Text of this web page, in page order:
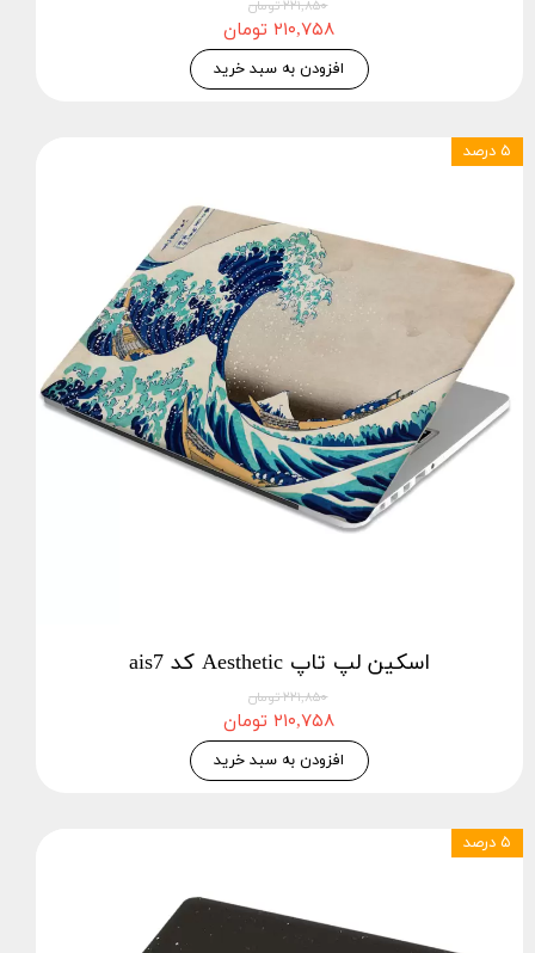
۲۲۱,۸۵۰ تومان
۲۱۰,۷۵۸ تومان
افزودن به سبد خرید
اسکین لپ تاپ Aesthetic کد ais7
۲۲۱,۸۵۰ تومان
۲۱۰,۷۵۸ تومان
افزودن به سبد خرید
۵ درصد
۵ درصد